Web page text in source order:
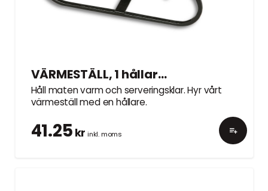
VÄRMESTÄLL, 1 hållare, 20cm
Håll maten varm och serveringsklar. Hyr vårt
värmeställ med en hållare.
41.25 kr inkl. moms